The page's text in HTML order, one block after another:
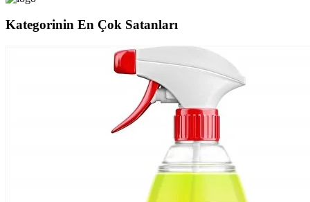
Kategorinin En Çok Satanları